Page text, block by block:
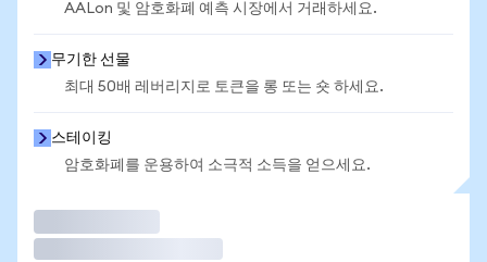
AALon 및 암호화폐 예측 시장에서 거래하세요.
무기한 선물
최대 50배 레버리지로 토큰을 롱 또는 숏 하세요.
스테이킹
암호화폐를 운용하여 소극적 소득을 얻으세요.